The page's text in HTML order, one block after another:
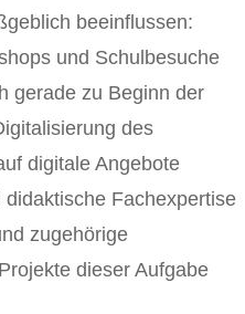
beeinflussen:
und Schulbesuche
gerade zu Beginn der
des
digitale Angebote
Fachexpertise
zugehörige
dieser Aufgabe